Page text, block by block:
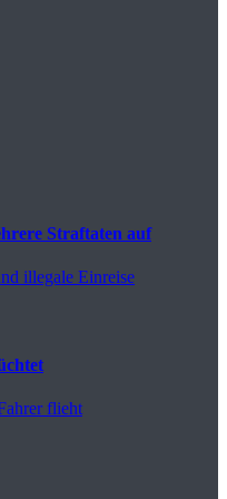
Straftaten auf
illegale Einreise
flieht